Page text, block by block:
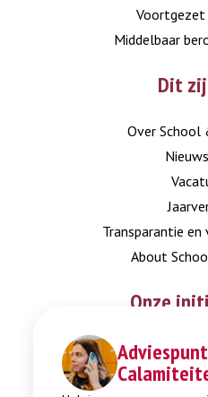
Voortgezet
Middelbaar
Dit
Over School
Transparantie
About
Onze
Digitaal
Expertisepunt